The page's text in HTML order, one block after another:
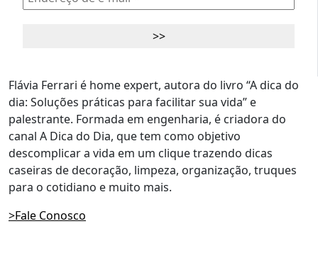
Flávia Ferrari é home expert, autora do livro “A dica do
dia: Soluções práticas para facilitar sua vida” e
palestrante. Formada em engenharia, é criadora do
canal A Dica do Dia, que tem como objetivo
descomplicar a vida em um clique trazendo dicas
caseiras de decoração, limpeza, organização, truques
para o cotidiano e muito mais.
>Fale Conosco